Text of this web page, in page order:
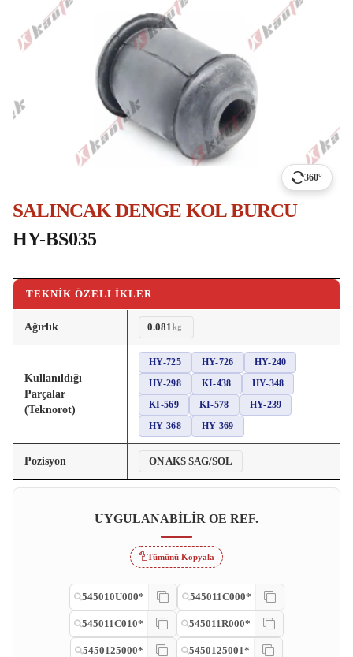
360°
SALINCAK DENGE KOL BURCU
HY-BS035
TEKNIK ÖZELLIKLER
Ağırlık 0.081 kg
Kullanıldığı
Parçalar
(Teknorot)
HY-725 HY-726
HY-240
HY-298
KI-438
HY-348
KI-569
KI-578
HY-239
HY-368
HY-369
Pozisyon ON AKS SAG/SOL
UYGULANABILIR OE REF.
Tümünü Kopyala
545010U000* 545011C000*
545011C010* 545011R000*
5450125000* 5450125001*